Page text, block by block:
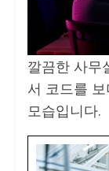
깔끔한 사무
서 코드를
모습입니다.